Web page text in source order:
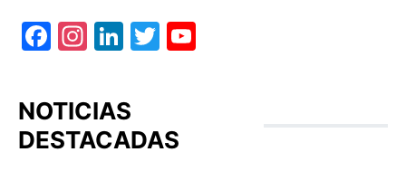
Facebook
Instagram
LinkedIn
Twitter
NOTICIAS
DESTACADAS